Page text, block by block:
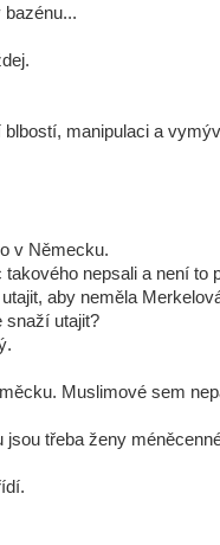
manipulaci a
v Německu.
nepsali a není to
aby neměla
snaží utajit?
Muslimové sem
třeba ženy